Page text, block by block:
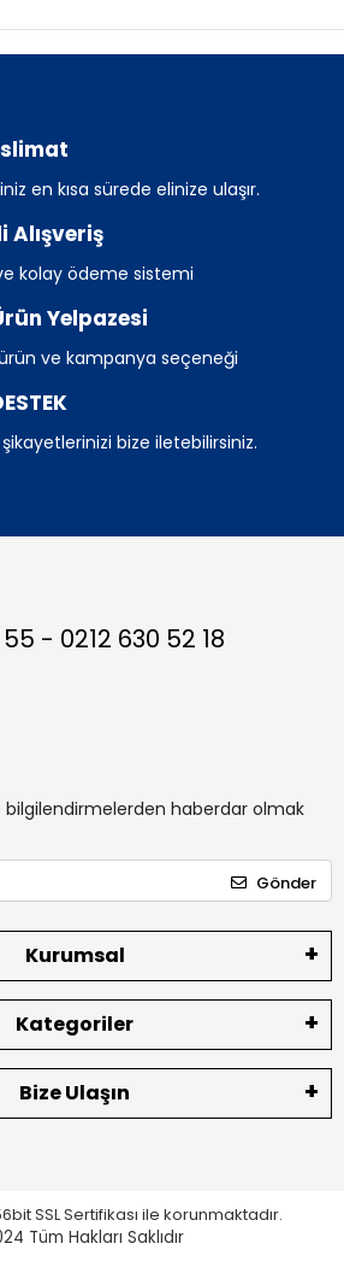
en kısa sürede elinize ulaşır.
Alışveriş
kolay ödeme sistemi
Yelpazesi
ve kampanya seçeneği
bize iletebilirsiniz.
- 0212 630 52 18
haberdar olmak
Gönder
Kurumsal
Kategoriler
Bize Ulaşın
SSL Sertifikası ile korunmaktadır.
Tüm Hakları Saklıdır